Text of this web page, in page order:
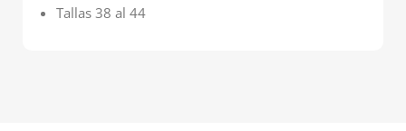
Tallas 38 al 44